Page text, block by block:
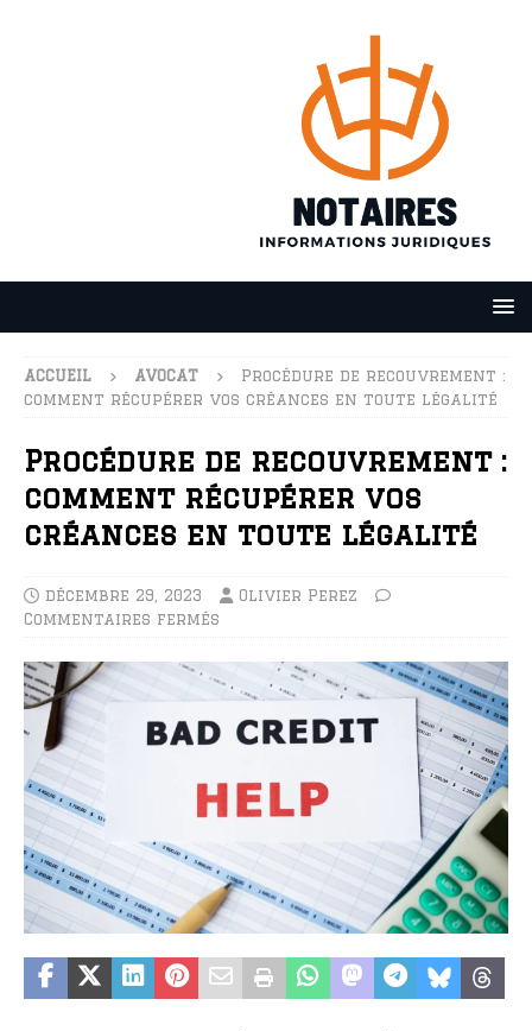
ACCUEIL AVOCAT
Procédure de recouvrement :
comment récupérer vos créances en toute légalité
Procédure de recouvrement :
comment récupérer vos
créances en toute légalité
décembre 29, 2023
Olivier Perez
Commentaires fermés